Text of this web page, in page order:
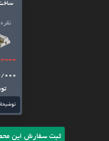
نقره
000
000
ثبت سفارش این